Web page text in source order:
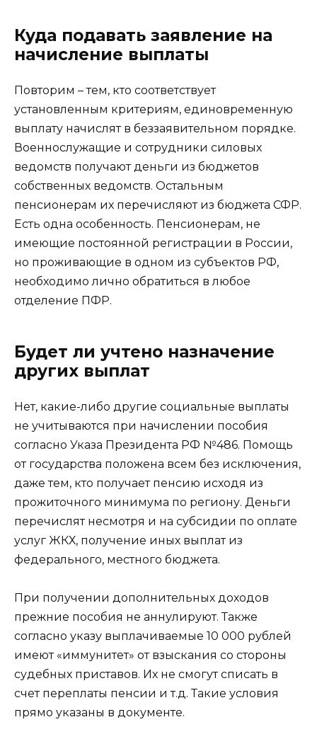
Куда подавать заявление на
начисление выплаты
Повторим – тем, кто соответствует
установленным критериям, единовременную
выплату начислят в беззаявительном порядке.
Военнослужащие и сотрудники силовых
ведомств получают деньги из бюджетов
собственных ведомств. Остальным
пенсионерам их перечисляют из бюджета СФР.
Есть одна особенность. Пенсионерам, не
имеющие постоянной регистрации в России,
но проживающие в одном из субъектов РФ,
необходимо лично обратиться в любое
отделение ПФР.
Будет ли учтено назначение
других выплат
Нет, какие-либо другие социальные выплаты
не учитываются при начислении пособия
согласно Указа Президента РФ №486. Помощь
от государства положена всем без исключения,
даже тем, кто получает пенсию исходя из
прожиточного минимума по региону. Деньги
перечислят несмотря и на субсидии по оплате
услуг ЖКХ, получение иных выплат из
федерального, местного бюджета.
При получении дополнительных доходов
прежние пособия не аннулируют. Также
согласно указу выплачиваемые 10 000 рублей
имеют «иммунитет» от взыскания со стороны
судебных приставов. Их не смогут списать в
счет переплаты пенсии и т.д. Такие условия
прямо указаны в документе.